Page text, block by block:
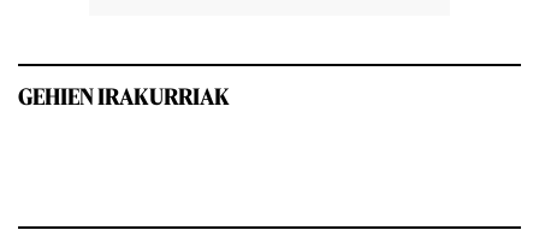
GEHIEN IRAKURRIAK